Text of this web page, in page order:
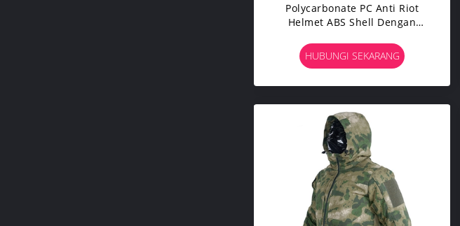
Polycarbonate PC Anti Riot
Helmet ABS Shell Dengan
HUBUNGI SEKARANG